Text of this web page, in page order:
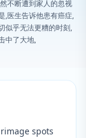
不断遭到家人的忽视
,医生告诉他患有癌症,
似乎无法更糟的时刻,
中了大地,
spots